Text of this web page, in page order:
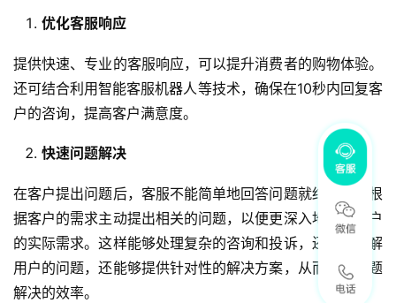
优化客服响应
提供快速、专业的客服响应，可以提升消费者的购物体验。
还可结合利用智能客服机器人等技术，确保在10秒内回复客
户的咨询，提高客户满意度。
快速问题解决
在客户提出问题后，客服不能简单地回答问题就结束，要根
据客户的需求主动提出相关的问题，以便更深入地理解客户
的实际需求。这样能够处理复杂的咨询和投诉，还能够理解
用户的问题，还能够提供针对性的解决方案，从而提高问题
解决的效率。